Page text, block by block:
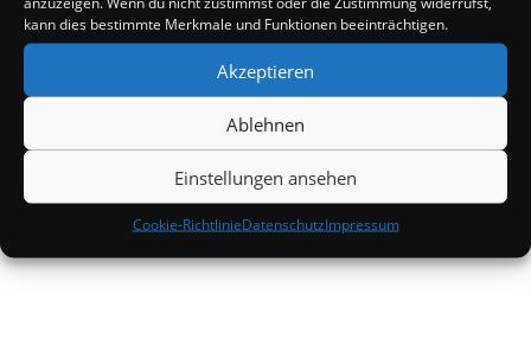
kann dies bestimmte Merkmale und Funktionen beeinträchtigen.
Akzeptieren
Ablehnen
Einstellungen ansehen
Cookie-RichtlinieDatenschutzImpressum